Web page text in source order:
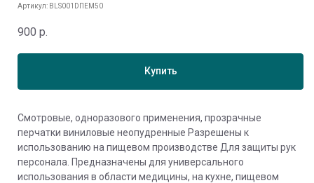
Артикул: BLS001DПЕМ50
900 р.
Купить
Смотровые, одноразового применения, прозрачные
перчатки виниловые неопудренные Разрешены к
использованию на пищевом производстве Для защиты рук
персонала. Предназначены для универсального
использования в области медицины, на кухне, пищевом